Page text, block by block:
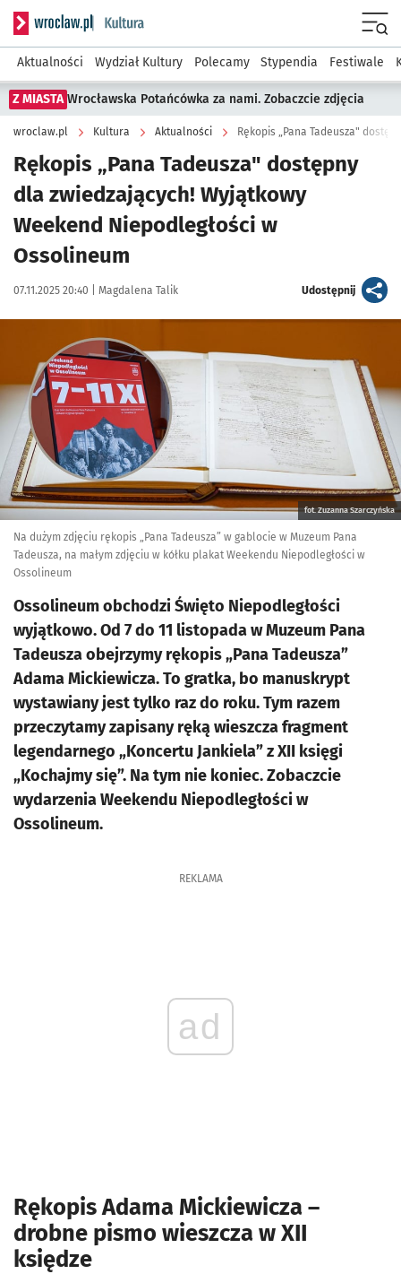
Serwis informacyjny wroclaw.pl podserwis: Kultura
Aktualności Wydział Kultury Polecamy Stypendia Festiwale
Z MIASTA Wrocławska Potańcówka za nami. Zobaczcie zdjęcia
wroclaw.pl Kultura Aktualności Rękopis „Pana Tadeusza"
Rękopis „Pana Tadeusza" dostępny
dla zwiedzających! Wyjątkowy
Weekend Niepodległości w
Ossolineum
Data publikacji:
07.11.2025 20:40 | Autor:
Magdalena Talik Udostępnijartykuł
fot. Zuzanna Szarczyńska
Na dużym zdjęciu rękopis „Pana Tadeusza” w gablocie w Muzeum Pana
Tadeusza, na małym zdjęciu w kółku plakat Weekendu Niepodległości w
Ossolineum
Ossolineum obchodzi Święto Niepodległości
wyjątkowo. Od 7 do 11 listopada w Muzeum Pana
Tadeusza obejrzymy rękopis „Pana Tadeusza”
Adama Mickiewicza. To gratka, bo manuskrypt
wystawiany jest tylko raz do roku. Tym razem
przeczytamy zapisany ręką wieszcza fragment
legendarnego „Koncertu Jankiela” z XII księgi
„Kochajmy się”. Na tym nie koniec. Zobaczcie
wydarzenia Weekendu Niepodległości w
Ossolineum.
REKLAMA
ad
Rękopis Adama Mickiewicza –
drobne pismo wieszcza w XII
księdze